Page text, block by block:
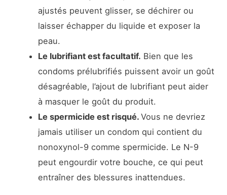
ajustés peuvent glisser, se déchirer ou
laisser échapper du liquide et exposer la
peau.
Le lubrifiant est facultatif. Bien que les
condoms prélubrifiés puissent avoir un goût
désagréable, l’ajout de lubrifiant peut aider
à masquer le goût du produit.
Le spermicide est risqué. Vous ne devriez
jamais utiliser un condom qui contient du
nonoxynol-9 comme spermicide. Le N-9
peut engourdir votre bouche, ce qui peut
entraîner des blessures inattendues.